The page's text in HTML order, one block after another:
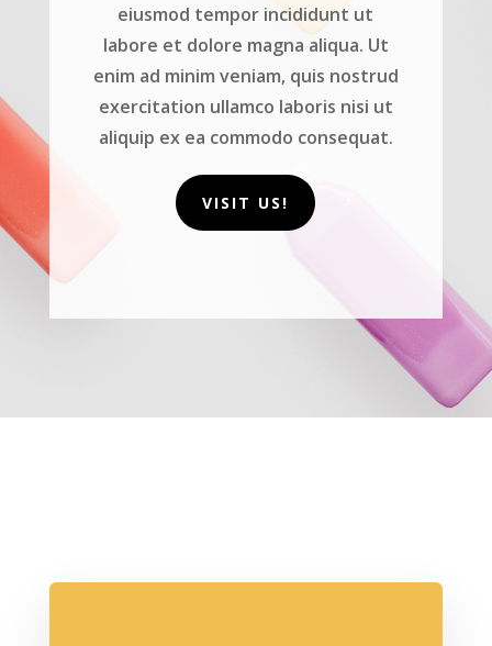
eiusmod tempor incididunt ut
labore et dolore magna aliqua. Ut
enim ad minim veniam, quis nostrud
exercitation ullamco laboris nisi ut
aliquip ex ea commodo consequat.
VISIT US!